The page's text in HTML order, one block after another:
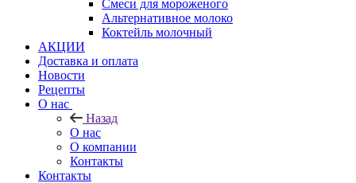
Смеси для мороженого
Альтернативное молоко
Коктейль молочный
АКЦИИ
Доставка и оплата
Новости
Рецепты
О нас
Назад
О нас
О компании
Контакты
Контакты